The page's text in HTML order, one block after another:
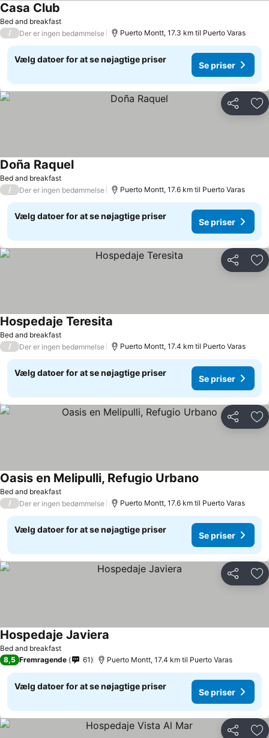
Bed and breakfast
Casa Club
/ Der er ingen bedømmelse Puerto Montt, 17.3 km til Puerto Varas
Vælg datoer for at se nøjagtige priser
Se priser
Del
Bed and breakfast
Doña Raquel
/ Der er ingen bedømmelse Puerto Montt, 17.6 km til Puerto Varas
Vælg datoer for at se nøjagtige priser
Se priser
Del
Bed and breakfast
Hospedaje Teresita
/ Der er ingen bedømmelse Puerto Montt, 17.4 km til Puerto Varas
Vælg datoer for at se nøjagtige priser
Se priser
Del
Bed and breakfast
Oasis en Melipulli, Refugio Urbano
/ Der er ingen bedømmelse Puerto Montt, 17.6 km til Puerto Varas
Vælg datoer for at se nøjagtige priser
Se priser
Del
Bed and breakfast
Hospedaje Javiera
8,5 Fremragende 61 Puerto Montt, 17.4 km til Puerto Varas
Vælg datoer for at se nøjagtige priser
Se priser
Del